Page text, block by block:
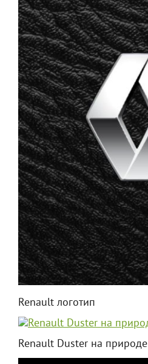
Renault логотип
Renault Duster на природе